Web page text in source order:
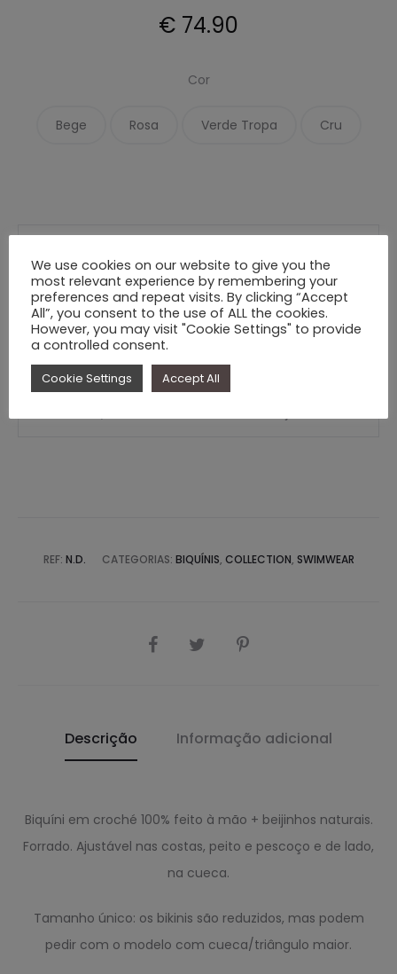
€ 74.90
Cor
Bege Rosa Verde Tropa Cru
de
Biquíni
Triangulo
Seashell
Adicionar
REF: N.D. CATEGORIAS: BIQUÍNIS, COLLECTION, SWIMWEAR
PARTILHAR
Descrição Informação adicional
Biquíni em croché 100% feito à mão + beijinhos naturais.
Forrado. Ajustável nas costas, peito e pescoço e de lado,
na cueca.
Tamanho único: os bikinis são reduzidos, mas podem
pedir com o modelo com cueca/triângulo maior.
We use cookies on our website to give you the
most relevant experience by remembering your
preferences and repeat visits. By clicking “Accept
All”, you consent to the use of ALL the cookies.
However, you may visit "Cookie Settings" to provide
a controlled consent.
Cookie Settings Accept All